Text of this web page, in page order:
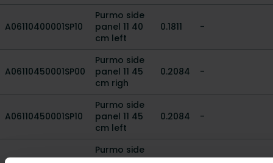
A06110400001SP10
Purmo side
panel 11 40
cm left
0.1811 -
A06110450001SP00
Purmo side
panel 11 45
cm righ
0.2084 -
A06110450001SP10
Purmo side
panel 11 45
cm left
0.2084 -
Purmo side